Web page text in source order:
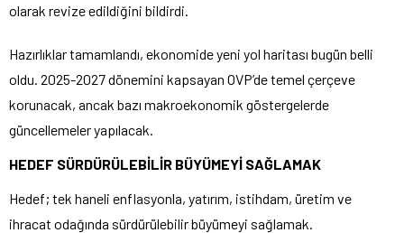
olarak revize edildiğini bildirdi.
Hazırlıklar tamamlandı, ekonomide yeni yol haritası bugün belli
oldu. 2025-2027 dönemini kapsayan OVP’de temel çerçeve
korunacak, ancak bazı makroekonomik göstergelerde
güncellemeler yapılacak.
HEDEF SÜRDÜRÜLEBİLİR BÜYÜMEYİ SAĞLAMAK
Hedef; tek haneli enflasyonla, yatırım, istihdam, üretim ve
ihracat odağında sürdürülebilir büyümeyi sağlamak.